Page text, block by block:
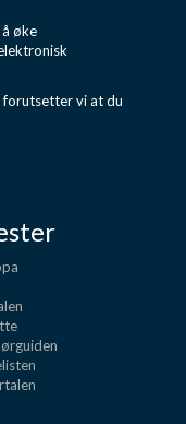
øke
forutsetter vi at du